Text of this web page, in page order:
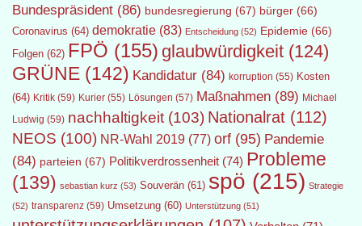
Bundespräsident (86) bundesregierung (67) bürger (66)
Coronavirus (64) demokratie (83) Entscheidung (52) Epidemie (66)
Folgen (62) FPÖ (155) glaubwürdigkeit (124)
GRÜNE (142) Kandidatur (84) korruption (55) Kosten
(64) Kritik (59) Kurier (55) Lösungen (57) Maßnahmen (89) Michael
Ludwig (59) nachhaltigkeit (103) Nationalrat (112)
NEOS (100) NR-Wahl 2019 (77) orf (95) Pandemie
(84) parteien (67) Politikverdrossenheit (74) Probleme
(139) sebastian kurz (53) Souverän (61) spö (215) Strategie
(52) transparenz (59) Umsetzung (60) Unterstützung (51)